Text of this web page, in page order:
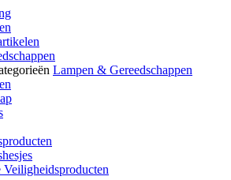
Lampen & Gereedschappen